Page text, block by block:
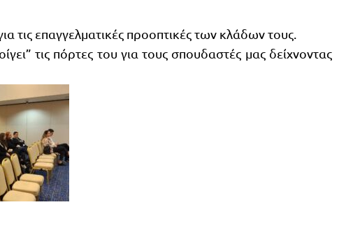
τις επαγγελματικές προοπτικές των κλάδων τους.
τις πόρτες του για τους σπουδαστές μας δείχνοντας